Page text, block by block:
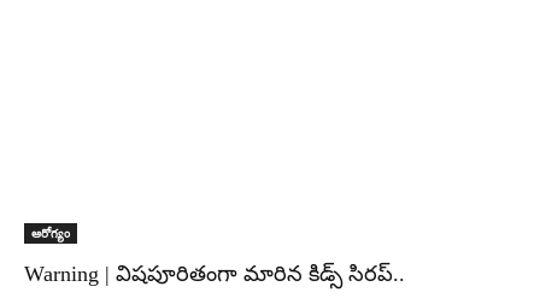
ఆరోగ్యం
Warning | విషపూరితంగా మారిన కిడ్స్‌ సిరప్‌..